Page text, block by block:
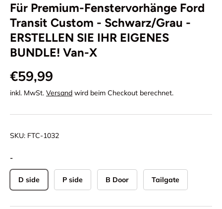
Für Premium-Fenstervorhänge Ford
Transit Custom - Schwarz/Grau -
ERSTELLEN SIE IHR EIGENES
BUNDLE! Van-X
€59,99
inkl. MwSt. Versand wird beim Checkout berechnet.
SKU: FTC-1032
-
D side P side B Door Tailgate